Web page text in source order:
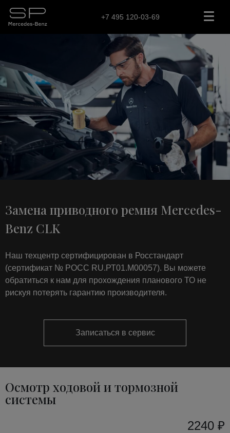
+7 495 120-03-69
Замена приводного ремня Mercedes-
Benz CLK
Наш техцентр сертифицирован в Росстандарт
(сертификат № РОСС RU.РТ01.М00057). Вы можете
обратиться к нам для прохождения планового ТО не
рискуя потерять гарантию производителя.
Записаться в сервис
Осмотр ходовой и тормозной
системы
2240 ₽